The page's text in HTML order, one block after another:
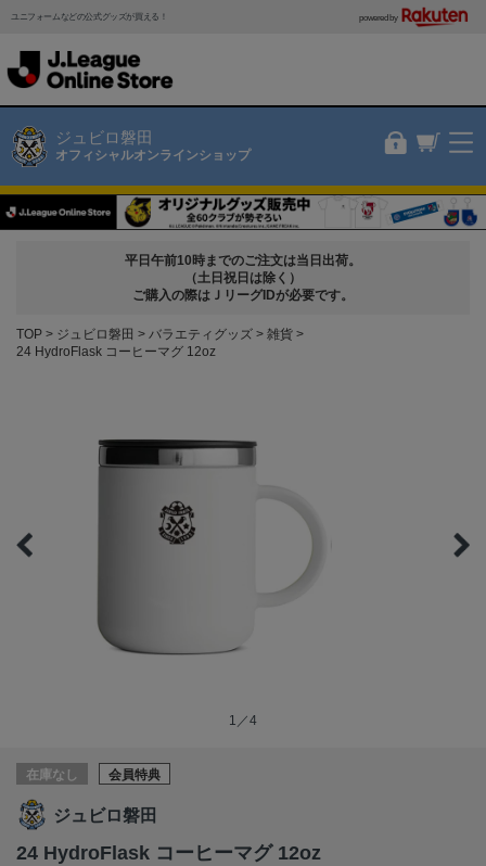
ユニフォームなどの公式グッズが買える！ powered by
ジュビロ磐田
オフィシャルオンラインショップ
平日午前10時までのご注文は当日出荷。
（土日祝日は除く）
ご購入の際はＪリーグIDが必要です。
TOP ジュビロ磐田 バラエティグッズ
雑貨
24 HydroFlask コーヒーマグ 12oz
1／4
在庫なし 会員特典
ジュビロ磐田
24 HydroFlask コーヒーマグ 12oz